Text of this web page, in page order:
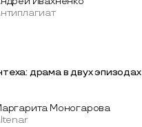
драма в двух эпизодах
Моногарова